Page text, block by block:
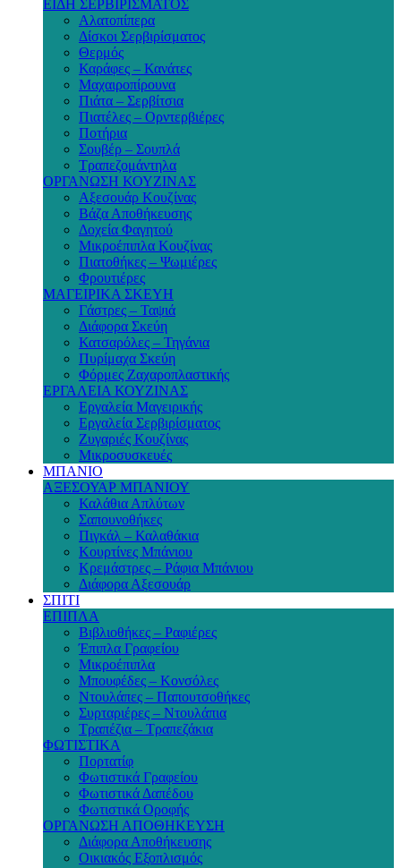
ΕΙΔΗ ΣΕΡΒΙΡΙΣΜΑΤΟΣ
Αλατοπίπερα
Δίσκοι Σερβιρίσματος
Θερμός
Καράφες – Κανάτες
Μαχαιροπίρουνα
Πιάτα – Σερβίτσια
Πιατέλες – Ορντερβιέρες
Ποτήρια
Σουβέρ – Σουπλά
Τραπεζομάντηλα
ΟΡΓΑΝΩΣΗ ΚΟΥΖΙΝΑΣ
Αξεσουάρ Κουζίνας
Βάζα Αποθήκευσης
Δοχεία Φαγητού
Μικροέπιπλα Κουζίνας
Πιατοθήκες – Ψωμιέρες
Φρουτιέρες
ΜΑΓΕΙΡΙΚΑ ΣΚΕΥΗ
Γάστρες – Ταψιά
Διάφορα Σκεύη
Κατσαρόλες – Τηγάνια
Πυρίμαχα Σκεύη
Φόρμες Ζαχαροπλαστικής
ΕΡΓΑΛΕΙΑ ΚΟΥΖΙΝΑΣ
Εργαλεία Μαγειρικής
Εργαλεία Σερβιρίσματος
Ζυγαριές Κουζίνας
Μικροσυσκευές
ΜΠΑΝΙΟ
ΑΞΕΣΟΥΑΡ ΜΠΑΝΙΟΥ
Καλάθια Απλύτων
Σαπουνοθήκες
Πιγκάλ – Καλαθάκια
Κουρτίνες Μπάνιου
Κρεμάστρες – Ράφια Μπάνιου
Διάφορα Αξεσουάρ
ΣΠΙΤΙ
ΕΠΙΠΛΑ
Βιβλιοθήκες – Ραφιέρες
Έπιπλα Γραφείου
Μικροέπιπλα
Μπουφέδες – Κονσόλες
Ντουλάπες – Παπουτσοθήκες
Συρταριέρες – Ντουλάπια
Τραπέζια – Τραπεζάκια
ΦΩΤΙΣΤΙΚΑ
Πορτατίφ
Φωτιστικά Γραφείου
Φωτιστικά Δαπέδου
Φωτιστικά Οροφής
ΟΡΓΑΝΩΣΗ ΑΠΟΘΗΚΕΥΣΗ
Διάφορα Αποθήκευσης
Οικιακός Εξοπλισμός